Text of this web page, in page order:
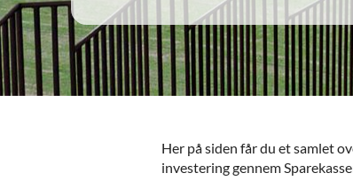
Her på siden får du et samlet
investering gennem